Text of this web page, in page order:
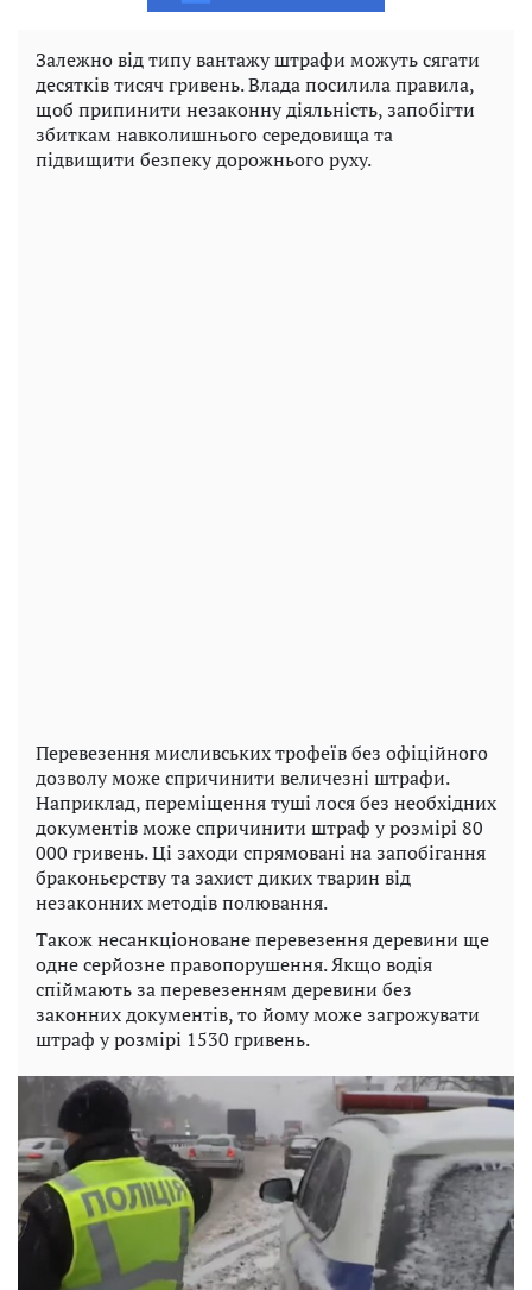
Залежно від типу вантажу штрафи можуть сягати
десятків тисяч гривень. Влада посилила правила,
щоб припинити незаконну діяльність, запобігти
збиткам навколишнього середовища та
підвищити безпеку дорожнього руху.
Перевезення мисливських трофеїв без офіційного
дозволу може спричинити величезні штрафи.
Наприклад, переміщення туші лося без необхідних
документів може спричинити штраф у розмірі 80
000 гривень. Ці заходи спрямовані на запобігання
браконьєрству та захист диких тварин від
незаконних методів полювання.
Також несанкціоноване перевезення деревини ще
одне серйозне правопорушення. Якщо водія
спіймають за перевезенням деревини без
законних документів, то йому може загрожувати
штраф у розмірі 1530 гривень.